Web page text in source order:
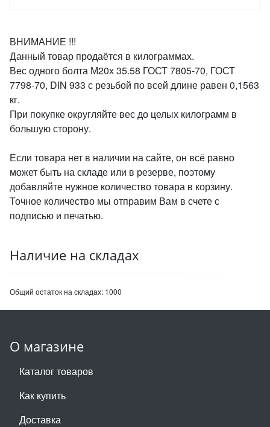
ВНИМАНИЕ !!!
Данный товар продаётся в килограммах.
Вес одного болта М20х 35.58 ГОСТ 7805-70, ГОСТ
7798-70, DIN 933 с резьбой по всей длине равен 0,1563
кг.
При покупке округляйте вес до целых килограмм в
большую сторону.
Если товара нет в наличии на сайте, он всё равно
может быть на складе или в резерве, поэтому
добавляйте нужное количество товара в корзину.
Точное количество мы отправим Вам в счете с
подписью и печатью.
Наличие на складах
Общий остаток на складах: 1000
О магазине
Каталог товаров
Как купить
Доставка